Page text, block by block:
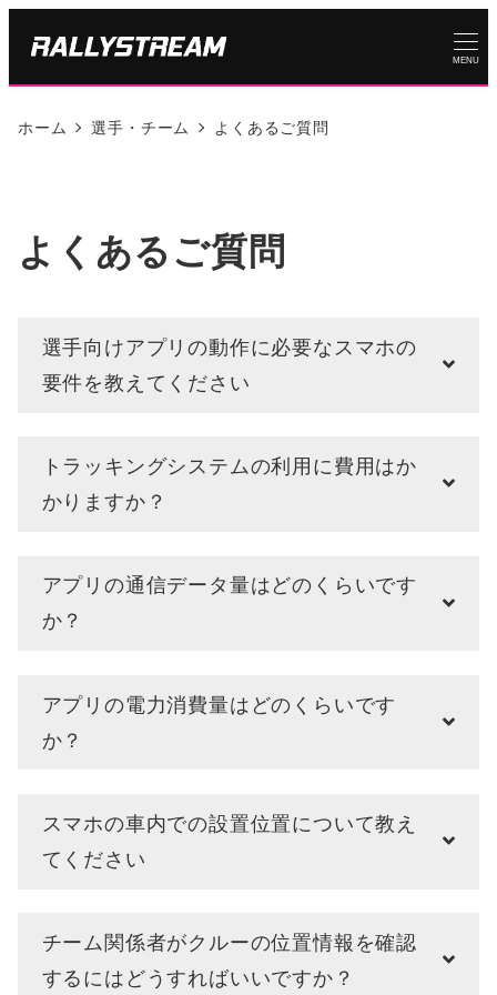
MENU
ホーム 選手・チーム よくあるご質問
よくあるご質問
選手向けアプリの動作に必要なスマホの
要件を教えてください
トラッキングシステムの利用に費用はか
かりますか？
アプリの通信データ量はどのくらいです
か？
アプリの電力消費量はどのくらいです
か？
スマホの車内での設置位置について教え
てください
チーム関係者がクルーの位置情報を確認
するにはどうすればいいですか？